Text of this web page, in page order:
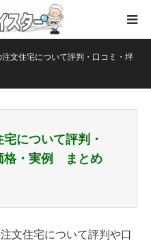
注文住宅について評判・口コミ・坪
について評判・
格・実例 まとめ
文住宅について評判や口